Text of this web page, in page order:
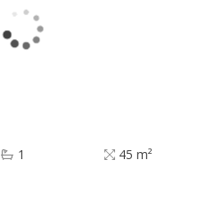
1 45 m²